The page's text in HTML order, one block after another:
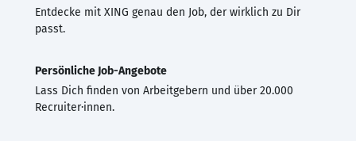
Entdecke mit XING genau den Job, der wirklich zu Dir
passt.
Persönliche Job-Angebote
Lass Dich finden von Arbeitgebern und über 20.000
Recruiter·innen.